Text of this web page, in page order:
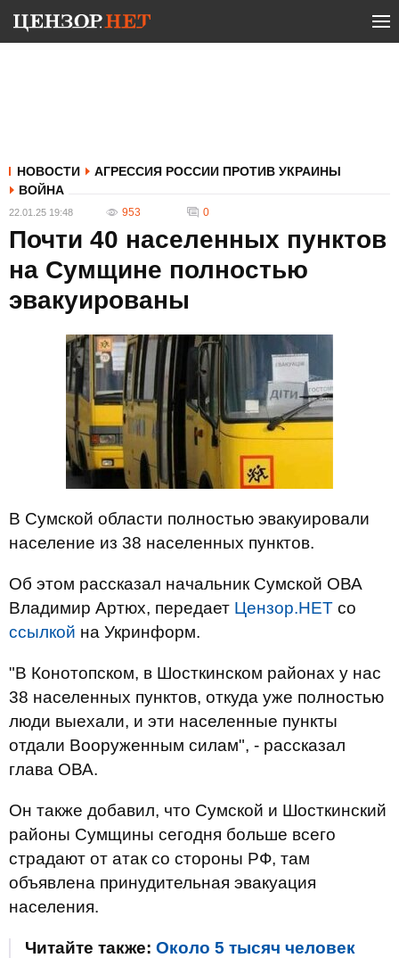
НОВОСТИ
АГРЕССИЯ РОССИИ ПРОТИВ УКРАИНЫ
ВОЙНА
22.01.25 19:48 953 0
Почти 40 населенных пунктов
на Сумщине полностью
эвакуированы
В Сумской области полностью эвакуировали
население из 38 населенных пунктов.
Об этом рассказал начальник Сумской ОВА
Владимир Артюх, передает Цензор.НЕТ со
ссылкой на Укринформ.
"В Конотопском, в Шосткинском районах у нас
38 населенных пунктов, откуда уже полностью
люди выехали, и эти населенные пункты
отдали Вооруженным силам", - рассказал
глава ОВА.
Он также добавил, что Сумской и Шосткинский
районы Сумщины сегодня больше всего
страдают от атак со стороны РФ, там
объявлена принудительная эвакуация
населения.
Читайте также: Около 5 тысяч человек